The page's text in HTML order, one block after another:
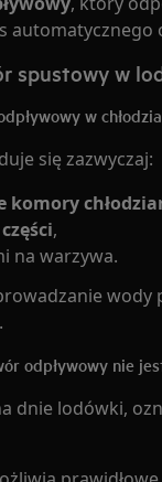
spustowy w
w
się zazwyczaj:
komory
,
na warzywa.
odpływowy nie
dnie lodówki,